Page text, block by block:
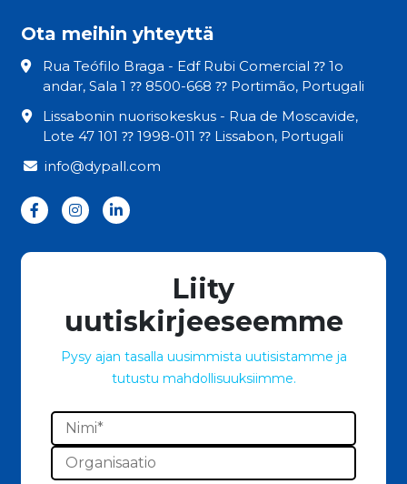
Ota meihin yhteyttä
Rua Teófilo Braga - Edf Rubi Comercial ⁇ 1o
andar, Sala 1 ⁇ 8500-668 ⁇ Portimão, Portugali
Lissabonin nuorisokeskus - Rua de Moscavide,
Lote 47 101 ⁇ 1998-011 ⁇ Lissabon, Portugali
info@dypall.com
Liity
uutiskirjeeseemme
Pysy ajan tasalla uusimmista uutisistamme ja
tutustu mahdollisuuksiimme.